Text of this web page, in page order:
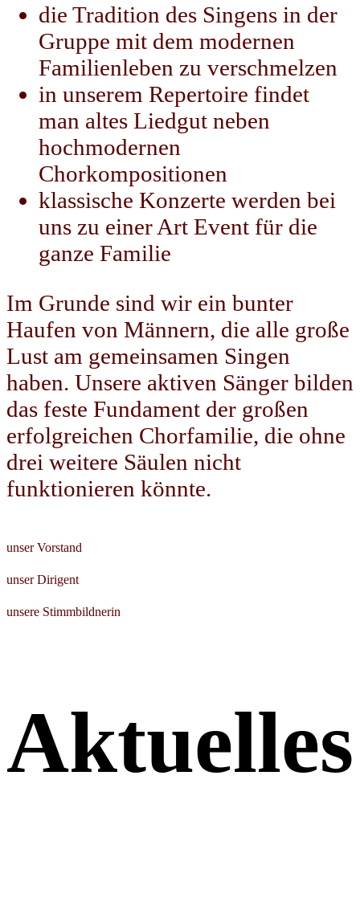
die Tradition des Singens in der
Gruppe mit dem modernen
Familienleben zu verschmelzen
in unserem Repertoire findet
man altes Liedgut neben
hochmodernen
Chorkompositionen
klassische Konzerte werden bei
uns zu einer Art Event für die
ganze Familie
Im Grunde sind wir ein bunter
Haufen von Männern, die alle große
Lust am gemeinsamen Singen
haben. Unsere aktiven Sänger bilden
das feste Fundament der großen
erfolgreichen Chorfamilie, die ohne
drei weitere Säulen nicht
funktionieren könnte.
unser Vorstand
unser Dirigent
unsere Stimmbildnerin
Aktuelles